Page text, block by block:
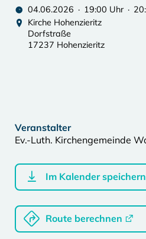
04.06.2026 · 19:00 Uhr ·
Kirche Hohenzieritz
Dorfstraße
17237 Hohenzieritz
Veranstalter
Ev.-Luth. Kirchengemeinde
Im Kalender
Route berechnen